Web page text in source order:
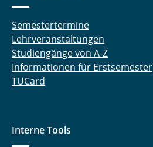
Semestertermine
Lehrveranstaltungen
Studiengänge von A-Z
Informationen für Erstsemester
TUCard
Interne Tools